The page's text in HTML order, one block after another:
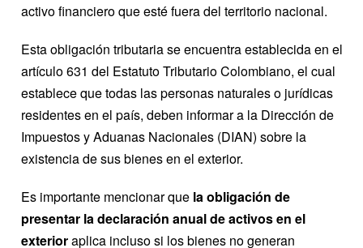
activo financiero que esté fuera del territorio nacional.
Esta obligación tributaria se encuentra establecida en el
artículo 631 del Estatuto Tributario Colombiano, el cual
establece que todas las personas naturales o jurídicas
residentes en el país, deben informar a la Dirección de
Impuestos y Aduanas Nacionales (DIAN) sobre la
existencia de sus bienes en el exterior.
Es importante mencionar que la obligación de
presentar la declaración anual de activos en el
exterioraplica incluso si los bienes no generan